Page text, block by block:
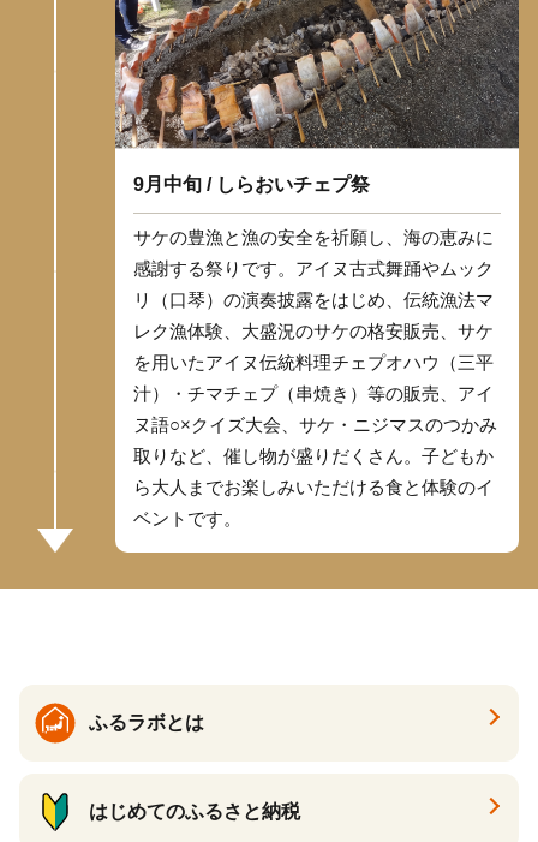
9月中旬 / しらおいチェプ祭
サケの豊漁と漁の安全を祈願し、海の恵みに
感謝する祭りです。アイヌ古式舞踊やムック
リ（口琴）の演奏披露をはじめ、伝統漁法マ
レク漁体験、大盛況のサケの格安販売、サケ
を用いたアイヌ伝統料理チェプオハウ（三平
汁）・チマチェプ（串焼き）等の販売、アイ
ヌ語○×クイズ大会、サケ・ニジマスのつかみ
取りなど、催し物が盛りだくさん。子どもか
ら大人までお楽しみいただける食と体験のイ
ベントです。
ふるラボとは
はじめてのふるさと納税